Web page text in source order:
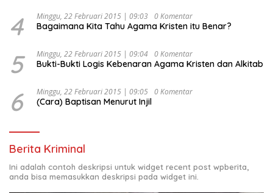
4 Minggu, 22 Februari 2015 | 09:03 0 Komentar
Bagaimana Kita Tahu Agama Kristen itu Benar?
5 Minggu, 22 Februari 2015 | 09:04 0 Komentar
Bukti-Bukti Logis Kebenaran Agama Kristen dan Alkitab
6 Minggu, 22 Februari 2015 | 09:05 0 Komentar
(Cara) Baptisan Menurut Injil
Berita Kriminal
Ini adalah contoh deskripsi untuk widget recent post wpberita,
anda bisa memasukkan deskripsi pada widget ini.